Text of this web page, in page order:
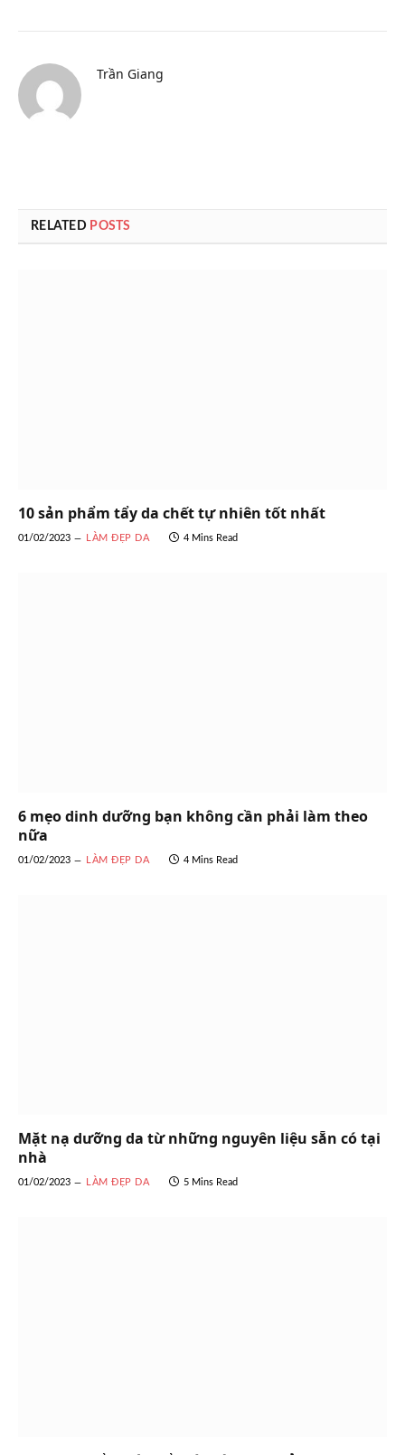
Trần Giang
RELATED POSTS
10 sản phẩm tẩy da chết tự nhiên tốt nhất
01/02/2023 LÀM ĐẸP DA 4 Mins Read
6 mẹo dinh dưỡng bạn không cần phải làm theo
nữa
01/02/2023 LÀM ĐẸP DA 4 Mins Read
Mặt nạ dưỡng da từ những nguyên liệu sẵn có tại
nhà
01/02/2023 LÀM ĐẸP DA 5 Mins Read